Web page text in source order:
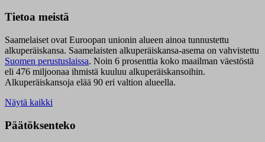
Tietoa meistä
Saamelaiset ovat Euroopan unionin alueen ainoa tunnustettu
alkuperäiskansa. Saamelaisten alkuperäiskansa-asema on vahvistettu
Suomen perustuslaissa. Noin 6 prosenttia koko maailman väestöstä
eli 476 miljoonaa ihmistä kuuluu alkuperäiskansoihin.
Alkuperäiskansoja elää 90 eri valtion alueella.
Näytä kaikki
Päätöksenteko